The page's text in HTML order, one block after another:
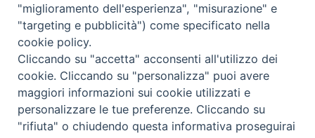
Copyright © 2019 - Tutti i diritti riservati - Vita
Trentina Editrice
Privacy Policy
Torna
"miglioramento dell'esperienza", "misurazione" e
"targeting e pubblicità") come specificato nella
cookie policy.
Cliccando su "accetta" acconsenti all'utilizzo dei
cookie. Cliccando su "personalizza" puoi avere
maggiori informazioni sui cookie utilizzati e
personalizzare le tue preferenze. Cliccando su
"rifiuta" o chiudendo questa informativa proseguirai